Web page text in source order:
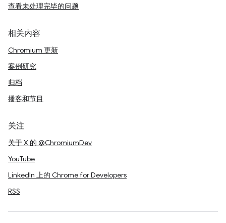
查看未处理完毕的问题
相关内容
Chromium 更新
案例研究
归档
播客和节目
关注
关于 X 的 @ChromiumDev
YouTube
LinkedIn 上的 Chrome for Developers
RSS